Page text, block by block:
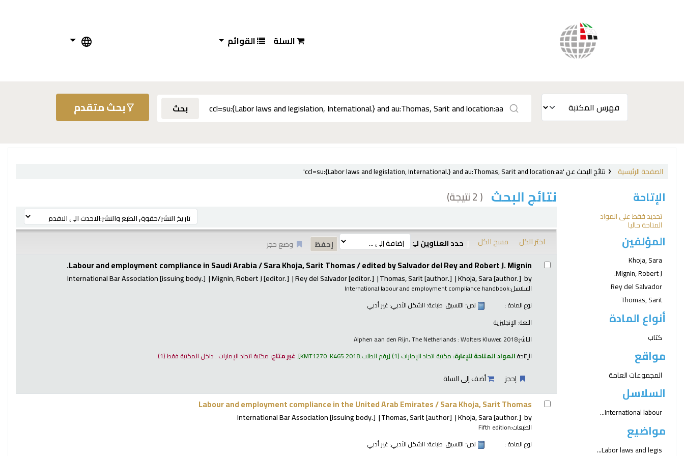
السلة القوائم
بحث بحث متقدم
الصفحة الرئيسية نتائج البحث عن 'ccl=su:{Labor laws and legislation, International.} and au:Thomas, Sarit and location:aa'
الإتاحة
تحديد فقط على المواد
المتاحة حاليا
المؤلفين
Khoja, Sara
Mignin, Robert J.
Rey del Salvador
Thomas, Sarit
أنواع المادة
كتاب
مواقع
المجموعات العامة
السلاسل
International labour...
مواضيع
Labor laws and legis...
نتائج البحث ( 2 نتيجة)
ترتيب بواسطة:
اختر الكل مسح الكل حدد العناوين لـِ: وضع حجز
نتائج Labour and employment compliance in Saudi Arabia / Sara Khoja, Sarit Thomas /edited by Salvador del Rey and Robert J. Mignin.
by
Khoja, Sara[author.]
Thomas, Sarit[author.]
Rey del Salvador[editor.]
Mignin, Robert J[editor.]
International Bar Association[issuing body.]
السلاسل:International labour and employment compliance handbook
نوع المادة :
نص؛ التنسيق: طباعة؛ الشكل الأدبي: غير أدبي
اللغة: الإنجليزية
الناشر:Alphen aan den Rijn, The Netherlands : Wolters Kluwer, 2018
الإتاحة:المواد المتاحة للإعارة: مكتبة اتحاد الإمارات (1) رقم الطلب:KMT1270 .K465 2018
.غير متاح: مكتبة اتحاد الإمارات : داخل المكتبة فقط(1).
إحجز أضف إلى السلة
Labour and employment compliance in the United Arab Emirates /Sara Khoja, Sarit Thomas
by
Khoja, Sara[author.]
Thomas, Sarit[author]
International Bar Association[issuing body.]
الطبعات:Fifth edition
نوع المادة :
نص؛ التنسيق: طباعة؛ الشكل الأدبي: غير أدبي